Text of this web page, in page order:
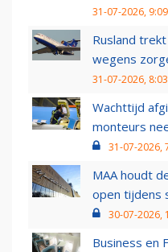
31-07-2026, 9:09
Rusland
wegens
31-07-2026, 8:03
Wachttijd
monteurs
31-07-2026,
MAA houdt
open tijdens
30-07-2026,
Business en